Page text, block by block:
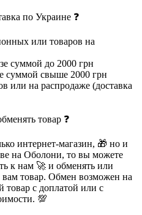
по Украине ❓
или товаров на
суммой до 2000 грн
суммой свыше 2000 грн
или на распродаже (доставка
товар ❓
интернет-магазин, 🎁 но и
на Оболони, то вы можете
к нам 🚀 и обменять или
товар. Обмен возможен на
товар с доплатой или с
💯